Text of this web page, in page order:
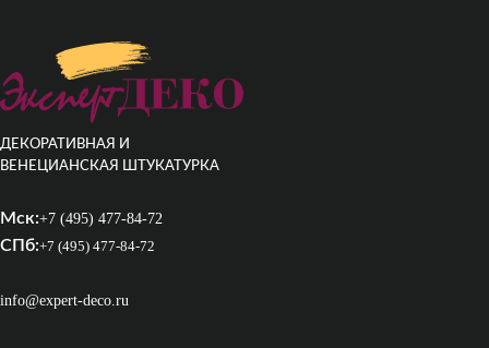
ДЕКОРАТИВНАЯ И
ВЕНЕЦИАНСКАЯ ШТУКАТУРКА
Мск:+7 (495) 477-84-72
СПб:+7 (495) 477-84-72
info@expert-deco.ru